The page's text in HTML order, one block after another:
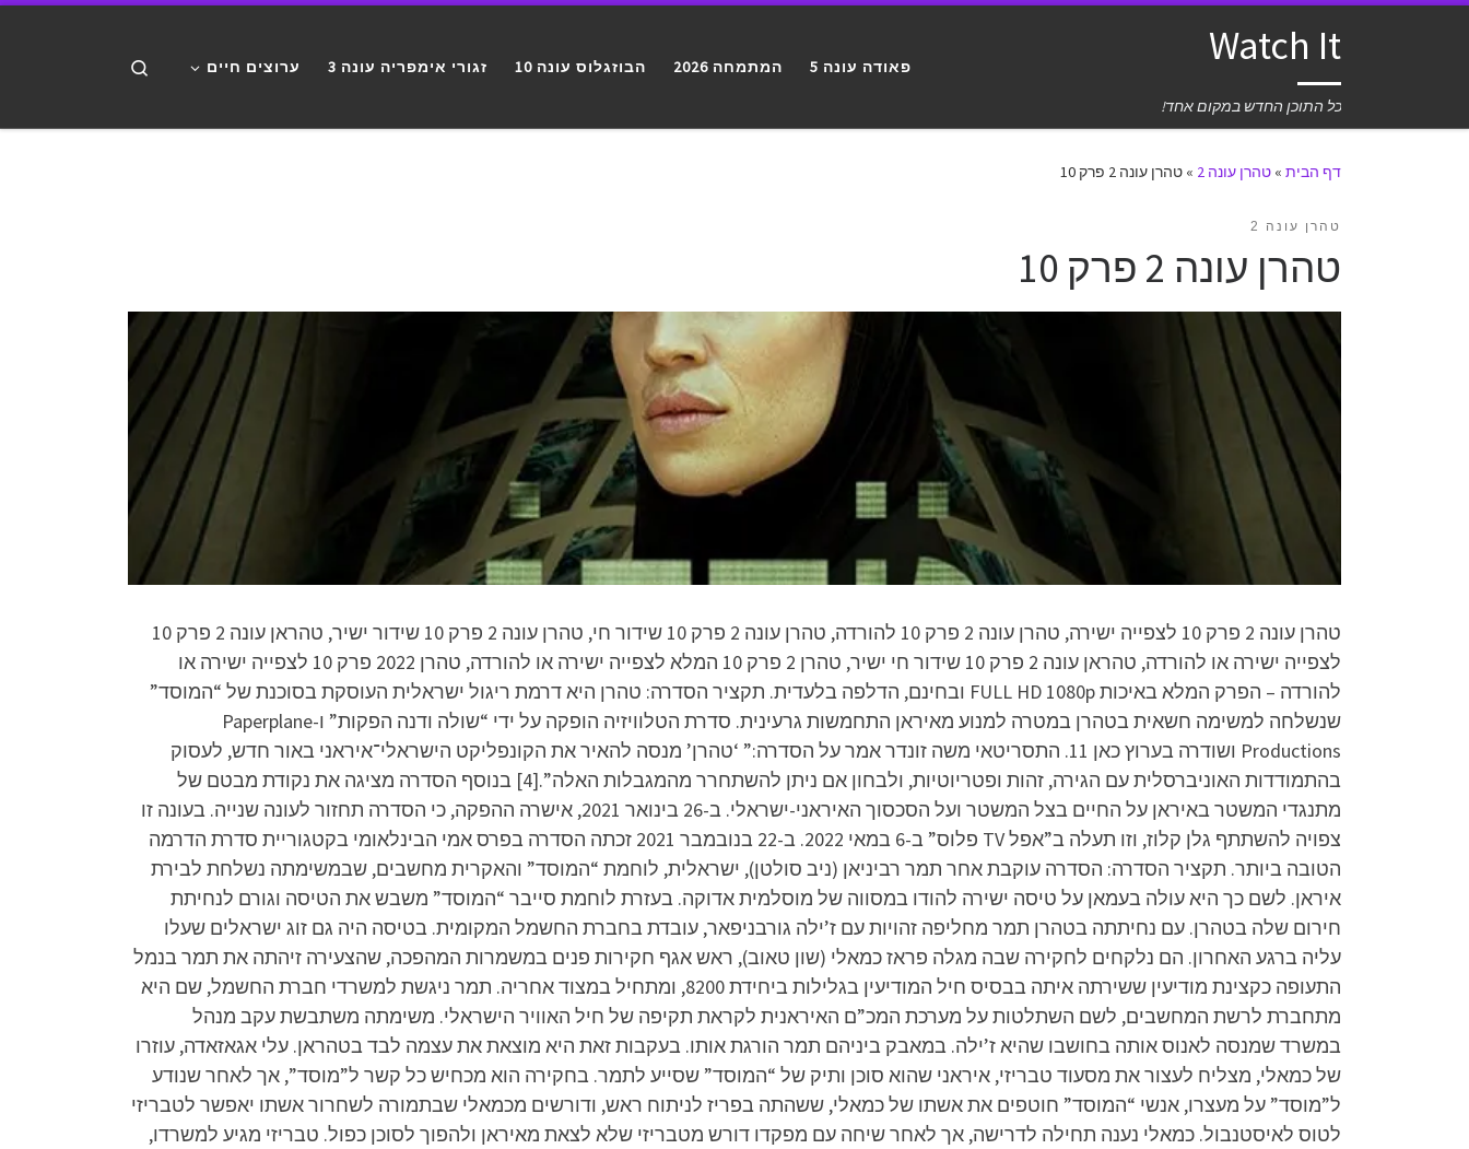
Watch It
כל התוכן החדש במקום אחד!
פאודה עונה 5 המתמחה 2026 הבוזגלוס עונה 10 זגורי אימפריה עונה 3 ערוצים חיים
דף הבית » טהרן עונה 2 » טהרן עונה 2 פרק 10
טהרן עונה 2
טהרן עונה 2 פרק 10
טהרן עונה 2 פרק 10 לצפייה ישירה, טהרן עונה 2 פרק 10 להורדה, טהרן עונה 2 פרק 10 שידור חי, טהרן עונה 2 פרק 10 שידור ישיר, טהראן עונה 2 פרק 10
לצפייה ישירה או להורדה, טהראן עונה 2 פרק 10 שידור חי ישיר, טהרן 2 פרק 10 המלא לצפייה ישירה או להורדה, טהרן 2022 פרק 10 לצפייה ישירה או
להורדה – הפרק המלא באיכות FULL HD 1080p ובחינם, הדלפה בלעדית. תקציר הסדרה: טהרן היא דרמת ריגול ישראלית העוסקת בסוכנת של “המוסד”
שנשלחה למשימה חשאית בטהרן במטרה למנוע מאיראן התחמשות גרעינית. סדרת הטלוויזיה הופקה על ידי “שולה ודנה הפקות” ו-Paperplane
Productions‏ ושודרה בערוץ כאן 11. התסריטאי משה זונדר אמר על הסדרה:” ‘טהרן’ מנסה להאיר את הקונפליקט הישראלי־איראני באור חדש, לעסוק
בהתמודדות האוניברסלית עם הגירה, זהות ופטריוטיות, ולבחון אם ניתן להשתחרר מהמגבלות האלה”.[4] בנוסף הסדרה מציגה את נקודת מבטם של
מתנגדי המשטר באיראן על החיים בצל המשטר ועל הסכסוך האיראני-ישראלי. ב-26 בינואר 2021, אישרה ההפקה, כי הסדרה תחזור לעונה שנייה. בעונה זו
צפויה להשתתף גלן קלוז, וזו תעלה ב”אפל TV פלוס” ב-6 במאי 2022. ב-22 בנובמבר 2021 זכתה הסדרה בפרס אמי הבינלאומי בקטגוריית סדרת הדרמה
הטובה ביותר. תקציר הסדרה: הסדרה עוקבת אחר תמר רביניאן (ניב סולטן), ישראלית, לוחמת “המוסד” והאקרית מחשבים, שבמשימתה נשלחת לבירת
איראן. לשם כך היא עולה בעמאן על טיסה ישירה להודו במסווה של מוסלמית אדוקה. בעזרת לוחמת סייבר “המוסד” משבש את הטיסה וגורם לנחיתת
חירום שלה בטהרן. עם נחיתתה בטהרן תמר מחליפה זהויות עם ז’ילה גורבניפאר, עובדת בחברת החשמל המקומית. בטיסה היה גם זוג ישראלים שעלו
עליה ברגע האחרון. הם נלקחים לחקירה שבה מגלה פראז כמאלי (שון טאוב), ראש אגף חקירות פנים במשמרות המהפכה, שהצעירה זיהתה את תמר בנמל
התעופה כקצינת מודיעין ששירתה איתה בבסיס חיל המודיעין בגלילות ביחידת 8200, ומתחיל במצוד אחריה. תמר ניגשת למשרדי חברת החשמל, שם היא
מתחברת לרשת המחשבים, לשם השתלטות על מערכת המכ”ם האיראנית לקראת תקיפה של חיל האוויר הישראלי. משימתה משתבשת עקב מנהל
במשרד שמנסה לאנוס אותה בחושבו שהיא ז’ילה. במאבק ביניהם תמר הורגת אותו. בעקבות זאת היא מוצאת את עצמה לבד בטהראן. עלי אגאזאדה, עוזרו
של כמאלי, מצליח לעצור את מסעוד טבריזי, איראני שהוא סוכן ותיק של “המוסד” שסייע לתמר. בחקירה הוא מכחיש כל קשר ל”מוסד”, אך לאחר שנודע
ל”מוסד” על מעצרו, אנשי “המוסד” חוטפים את אשתו של כמאלי, ששהתה בפריז לניתוח ראש, ודורשים מכמאלי שבתמורה לשחרור אשתו יאפשר לטבריזי
לטוס לאיסטנבול. כמאלי נענה תחילה לדרישה, אך לאחר שיחה עם מפקדו דורש מטבריזי שלא לצאת מאיראן ולהפוך לסוכן כפול. טבריזי מגיע למשרדו,